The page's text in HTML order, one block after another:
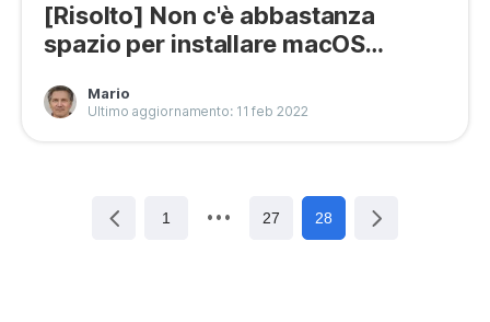
[Risolto] Non c'è abbastanza
spazio per installare macOS
Mario
Ultimo aggiornamento: 11 feb 2022
1 27 28